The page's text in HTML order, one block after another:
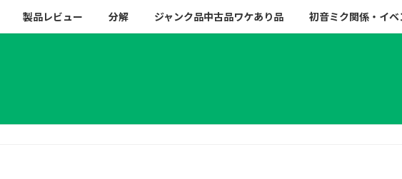
製品レビュー 分解 ジャンク品中古品ワケあり品 初音ミク関係・イベ